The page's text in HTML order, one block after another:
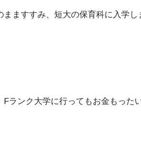
ますすみ、短大の保育科に入学し
ランク大学に行ってもお金もった